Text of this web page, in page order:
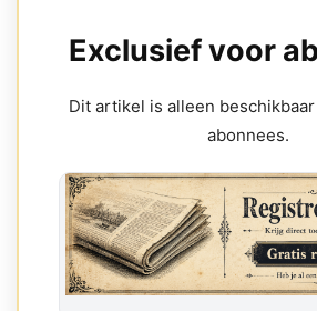
Exclusief voor
Dit artikel is alleen
abonnees.